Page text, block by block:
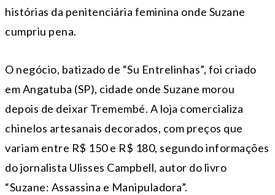
histórias da penitenciária feminina onde Suzane
cumpriu pena.
O negócio, batizado de “Su Entrelinhas”, foi criado
em Angatuba (SP), cidade onde Suzane morou
depois de deixar Tremembé. A loja comercializa
chinelos artesanais decorados, com preços que
variam entre R$ 150 e R$ 180, segundo informações
do jornalista Ulisses Campbell, autor do livro
“Suzane: Assassina e Manipuladora”.